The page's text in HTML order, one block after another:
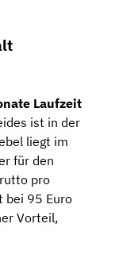
Laufzeit
ist in der
liegt im
für den
pro
bei 95 Euro
Vorteil,